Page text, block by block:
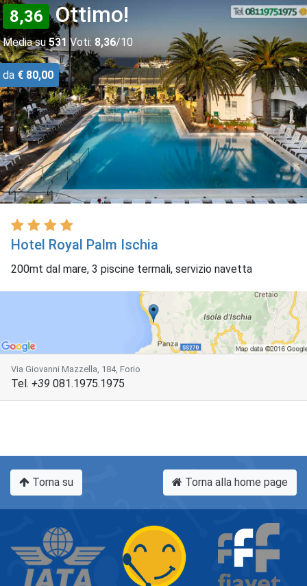
8,36 Ottimo!
Media su 531 Voti: 8,36/10
da € 80,00
Hotel Royal Palm Ischia
200mt dal mare, 3 piscine termali, servizio navetta
Via Giovanni Mazzella, 184, Forio
Tel. +39 081.1975.1975
Torna su Torna alla home page